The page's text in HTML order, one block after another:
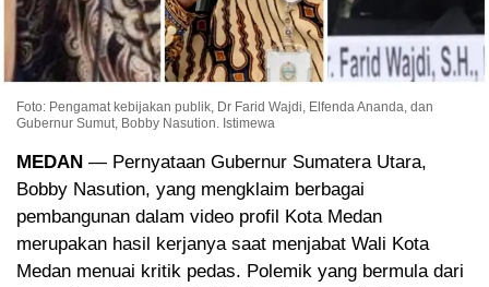
Foto: Pengamat kebijakan publik, Dr Farid Wajdi, Elfenda Ananda, dan
Gubernur Sumut, Bobby Nasution. Istimewa
MEDAN — Pernyataan Gubernur Sumatera Utara,
Bobby Nasution, yang mengklaim berbagai
pembangunan dalam video profil Kota Medan
merupakan hasil kerjanya saat menjabat Wali Kota
Medan menuai kritik pedas. Polemik yang bermula dari